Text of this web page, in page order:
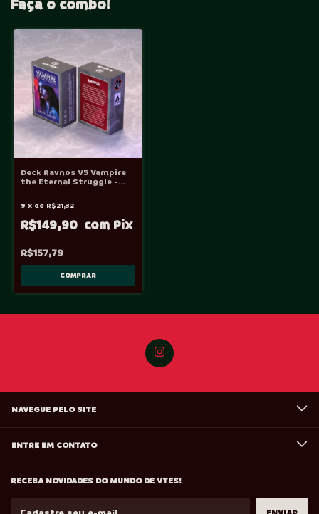
Faça o combo!
Deck Ravnos V5 Vampire
the Eternal Struggle -
R$157,79
R$149,90
9 x de R$21,32
NAVEGUE PELO SITE
ENTRE EM CONTATO
RECEBA NOVIDADES DO MUNDO DE VTES!